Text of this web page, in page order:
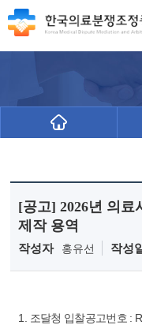
[공고] 2026년 의료
제작 용역
작성자 홍유선 작성
1. 조달청 입찰공고번호 :